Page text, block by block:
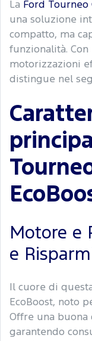
La Ford Tourneo
una soluzione
compatto, ma
funzionalità.
motorizzazioni
distingue nel
Motore e
e
Il cuore di
EcoBoost, noto
Offre una buona
garantendo